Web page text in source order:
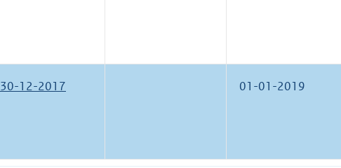
30-12-2017 01-01-2019